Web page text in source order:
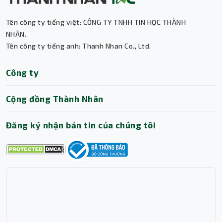
hình ảnh sắc nét. Thêm vào đó, mạch chủ còn có 1 cổng
DisplayPort kết nối dễ dàng với các màn hình hiện đại.
Ngoài ra, mainboard còn sở hữu nhiều khe cắm mở rộng
Tên công ty tiếng việt: CÔNG TY TNHH TIN HỌC THÀNH
NHÂN.
Tên công ty tiếng anh: Thanh Nhan Co., Ltd.
Công ty
Cộng đồng Thành Nhân
Đăng ký nhận bản tin của chúng tôi